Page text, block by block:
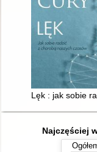
Lęk : jak sobie
Najczęściej